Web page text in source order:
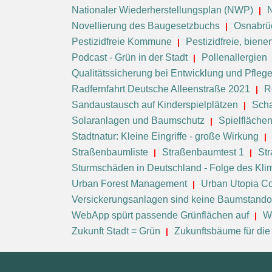
Nationaler Wiederherstellungsplan (NWP)
Novellierung des Baugesetzbuchs
Pestizidfreie Kommune
Pestizidfreie,
Podcast - Grün in der Stadt
Pollenallergien
Qualitätssicherung bei Entwicklung und
Radfernfahrt Deutsche Alleenstraße 2021
Sandaustausch auf Kinderspielplätzen
Solaranlagen und Baumschutz
Stadtnatur: Kleine Eingriffe - große Wirkung
Straßenbaumliste
Straßenbaumtest 1
Sturmschäden in Deutschland - Folge des
Urban Forest Management
Urban Utopia
Versickerungsanlagen sind keine
WebApp spürt passende Grünflächen auf
Zukunft Stadt = Grün
Zukunftsbäume für